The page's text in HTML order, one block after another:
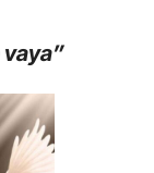
vaya”